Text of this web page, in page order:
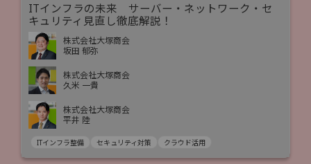
ITインフラの未来 サーバー・ネットワーク・セ
キュリティ見直し徹底解説！
株式会社大塚商会
坂田 郁弥
株式会社大塚商会
久米 一貴
株式会社大塚商会
平井 陸
ITインフラ整備 セキュリティ対策 クラウド活用